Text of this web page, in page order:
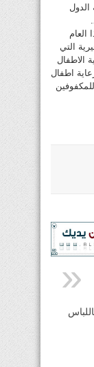
الدول
التي
الاطفال
اطفال